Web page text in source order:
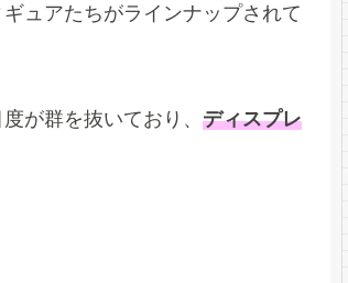
ュアたちがラインナップされて
が群を抜いており、 ディスプレ